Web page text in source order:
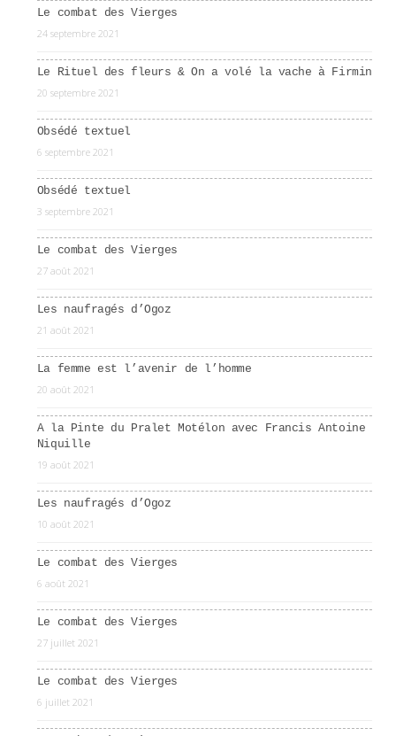
Le combat des Vierges
24 septembre 2021
Le Rituel des fleurs & On a volé la vache à Firmin
20 septembre 2021
Obsédé textuel
6 septembre 2021
Obsédé textuel
3 septembre 2021
Le combat des Vierges
27 août 2021
Les naufragés d’Ogoz
21 août 2021
La femme est l’avenir de l’homme
20 août 2021
A la Pinte du Pralet Motélon avec Francis Antoine
Niquille
19 août 2021
Les naufragés d’Ogoz
10 août 2021
Le combat des Vierges
6 août 2021
Le combat des Vierges
27 juillet 2021
Le combat des Vierges
6 juillet 2021